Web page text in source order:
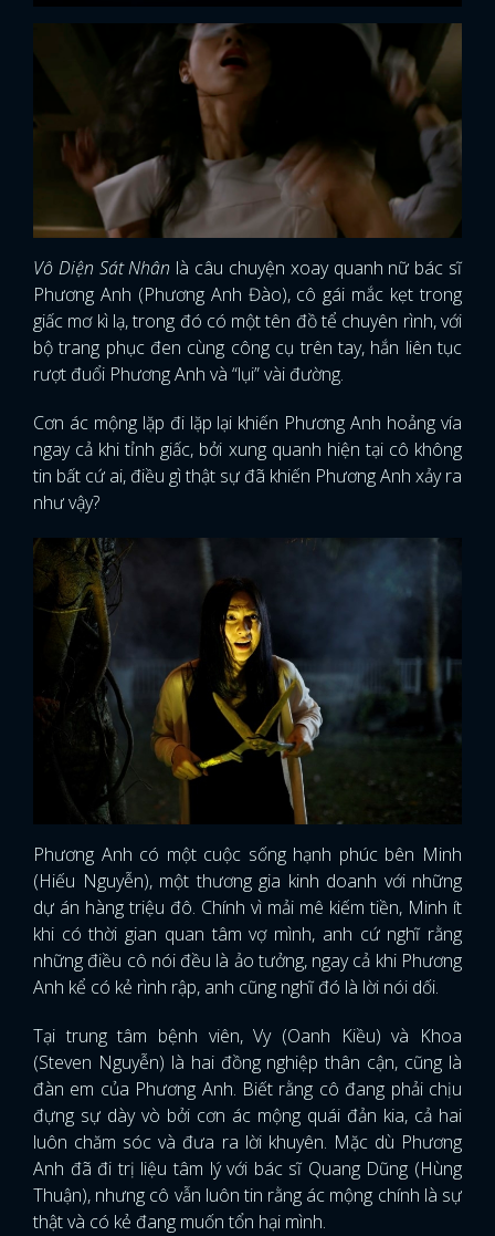
Vô Diện Sát Nhân là câu chuyện xoay quanh nữ bác sĩ
Phương Anh (Phương Anh Đào), cô gái mắc kẹt trong
giấc mơ kì lạ, trong đó có một tên đồ tể chuyên rình, với
bộ trang phục đen cùng công cụ trên tay, hắn liên tục
rượt đuổi Phương Anh và “lụi” vài đường.
Cơn ác mộng lặp đi lặp lại khiến Phương Anh hoảng vía
ngay cả khi tỉnh giấc, bởi xung quanh hiện tại cô không
tin bất cứ ai, điều gì thật sự đã khiến Phương Anh xảy ra
như vậy?
Phương Anh có một cuộc sống hạnh phúc bên Minh
(Hiếu Nguyễn), một thương gia kinh doanh với những
dự án hàng triệu đô. Chính vì mải mê kiếm tiền, Minh ít
khi có thời gian quan tâm vợ mình, anh cứ nghĩ rằng
những điều cô nói đều là ảo tưởng, ngay cả khi Phương
Anh kể có kẻ rình rập, anh cũng nghĩ đó là lời nói dối.
Tại trung tâm bệnh viên, Vy (Oanh Kiều) và Khoa
(Steven Nguyễn) là hai đồng nghiệp thân cận, cũng là
đàn em của Phương Anh. Biết rằng cô đang phải chịu
đựng sự dày vò bởi cơn ác mộng quái đản kia, cả hai
luôn chăm sóc và đưa ra lời khuyên. Mặc dù Phương
Anh đã đi trị liệu tâm lý với bác sĩ Quang Dũng (Hùng
Thuận), nhưng cô vẫn luôn tin rằng ác mộng chính là sự
thật và có kẻ đang muốn tổn hại mình.